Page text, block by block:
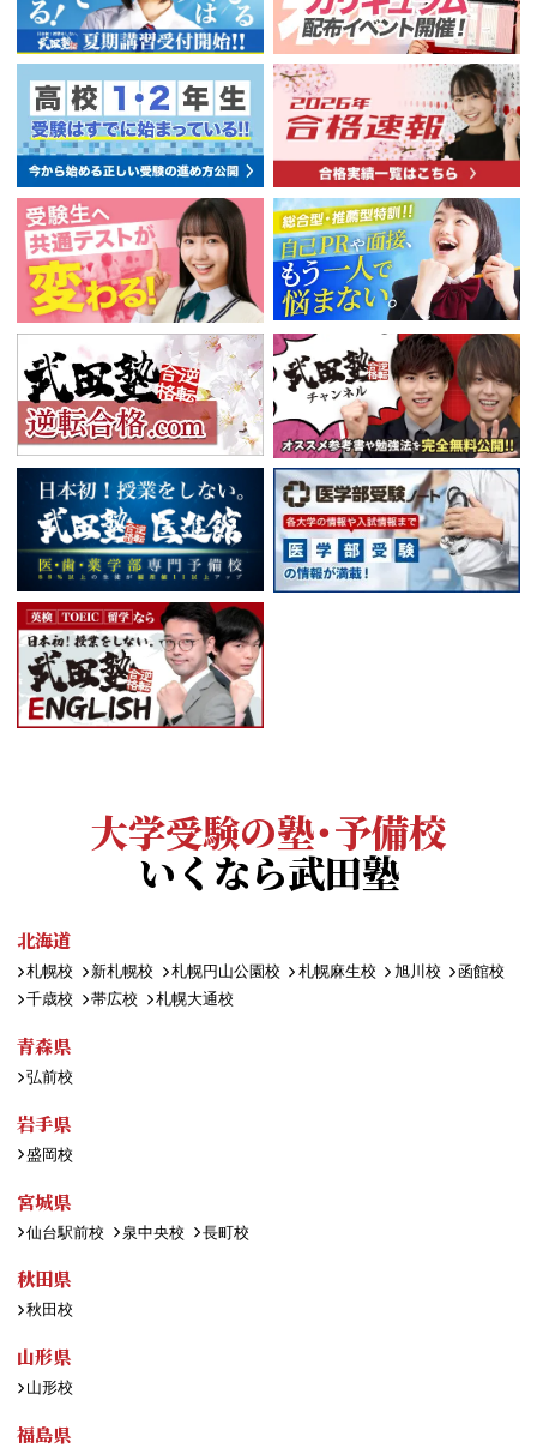
大学受験の塾・予備校
いくなら武田塾
北海道
札幌校 新札幌校 札幌円山公園校 札幌麻生校 旭川校
函館校
千歳校
帯広校 札幌大通校
青森県
弘前校
岩手県
盛岡校
宮城県
仙台駅前校 泉中央校 長町校
秋田県
秋田校
山形県
山形校
福島県